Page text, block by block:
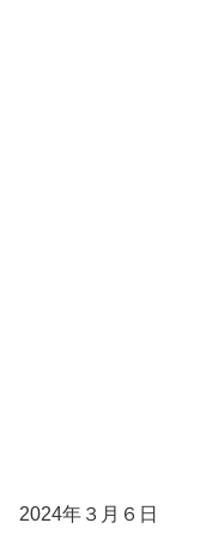
2024年３月６日